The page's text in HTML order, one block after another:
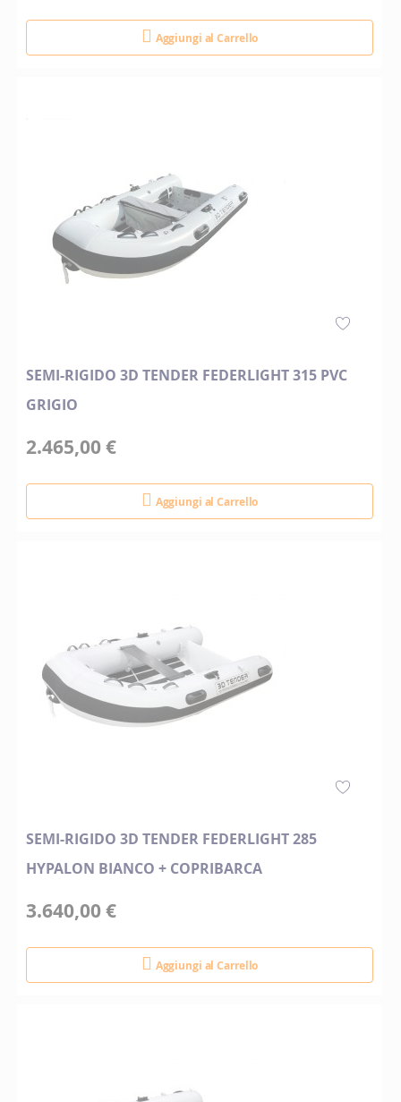
Aggiungi al Carrello
SEMI-RIGIDO 3D TENDER FEDERLIGHT 315 PVC
GRIGIO
2.465,00 €
Aggiungi al Carrello
SEMI-RIGIDO 3D TENDER FEDERLIGHT 285
HYPALON BIANCO + COPRIBARCA
3.640,00 €
Aggiungi al Carrello